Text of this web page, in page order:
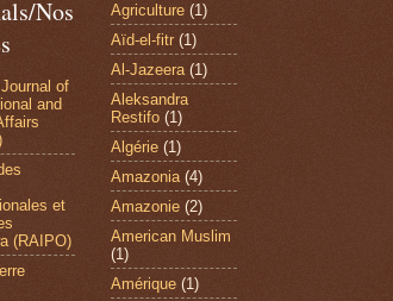
Nos
of
and
et
(RAIPO)
Agriculture (1)
Aïd-el-fitr (1)
Al-Jazeera (1)
Aleksandra
Restifo (1)
Algérie (1)
Amazonia (4)
Amazonie (2)
American Muslim
(1)
Amérique (1)